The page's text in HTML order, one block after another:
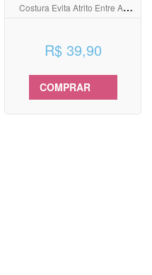
Costura Evita Atrito Entre As
R$ 39,90
COMPRAR